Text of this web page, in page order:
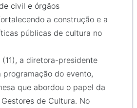
civil e órgãos
a construção e a
públicas de cultura no
a diretora-presidente
do evento,
que abordou o papel da
de Cultura. No